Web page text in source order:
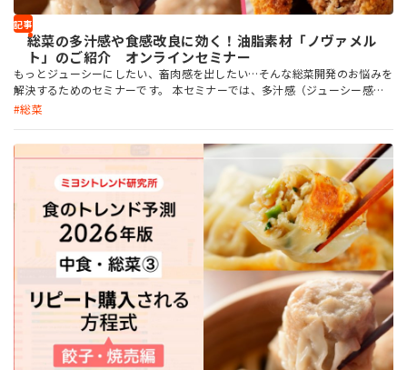
MIYOSHI MIRAI PLATFORM
ミヨシ油脂 コーポレートサイト
記事
総菜の多汁感や食感改良に効く！油脂素材「ノヴァメル
ト」のご紹介 オンラインセミナー
もっとジューシーにしたい、畜肉感を出したい…そんな総菜開発のお悩みを
解決するためのセミナーです。 本セミナーでは、多汁感（ジューシー感）
の付与、食感改良、歩留まり向上といった効果を発揮する「ノヴァメル
総菜